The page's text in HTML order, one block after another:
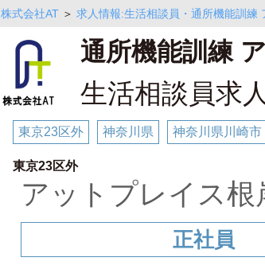
株式会社AT ＞ 求人情報:生活相談員・通所機能訓練
通所機能訓練
生活相談員求人
東京23区外 神奈川県 神奈川県川崎市
東京23区外
アットプレイス
正社員